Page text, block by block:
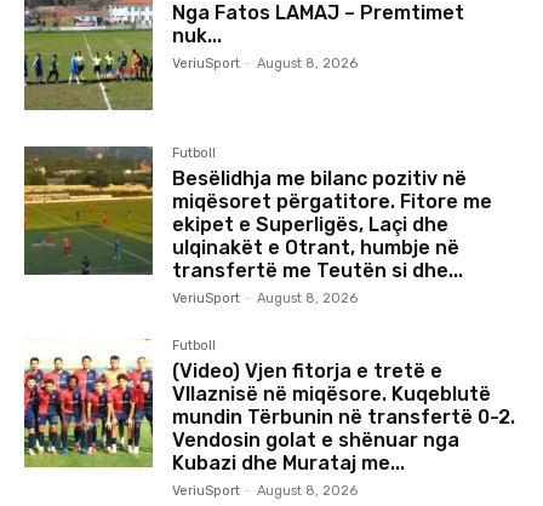
Nga Fatos LAMAJ – Premtimet
nuk...
VeriuSport - August 8, 2026
Futboll
Besëlidhja me bilanc pozitiv në
miqësoret përgatitore. Fitore me
ekipet e Superligës, Laçi dhe
ulqinakët e Otrant, humbje në
transfertë me Teutën si dhe...
VeriuSport - August 8, 2026
Futboll
(Video) Vjen fitorja e tretë e
Vllaznisë në miqësore. Kuqeblutë
mundin Tërbunin në transfertë 0-2.
Vendosin golat e shënuar nga
Kubazi dhe Murataj me...
VeriuSport - August 8, 2026